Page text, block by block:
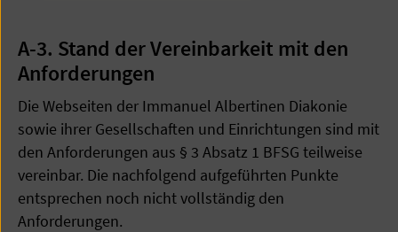
A-3. Stand der Vereinbarkeit mit den
Anforderungen
Die Webseiten der Immanuel Albertinen Diakonie
sowie ihrer Gesellschaften und Einrichtungen sind mit
den Anforderungen aus § 3 Absatz 1 BFSG teilweise
vereinbar. Die nachfolgend aufgeführten Punkte
entsprechen noch nicht vollständig den
Anforderungen.